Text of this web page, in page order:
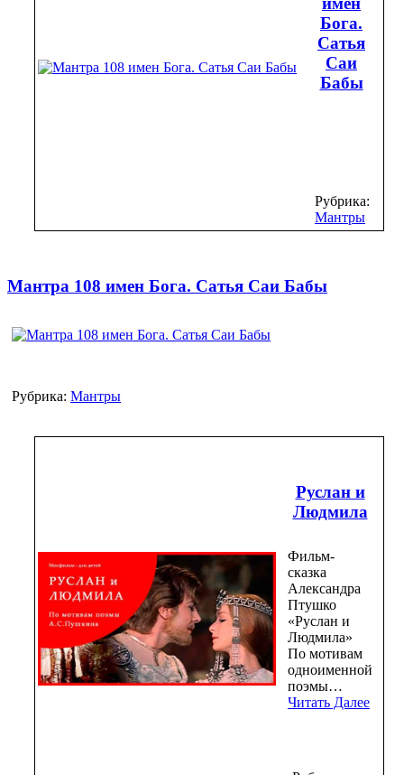
Бога.
Сатья
Саи
Бабы
Рубрика:
Мантры
Мантра 108 имен Бога. Сатья Саи Бабы
Рубрика: Мантры
Руслан и
Людмила
Фильм-
сказка
Александра
Птушко
«Руслан и
Людмила»
По мотивам
одноименной
поэмы…
Читать Далее